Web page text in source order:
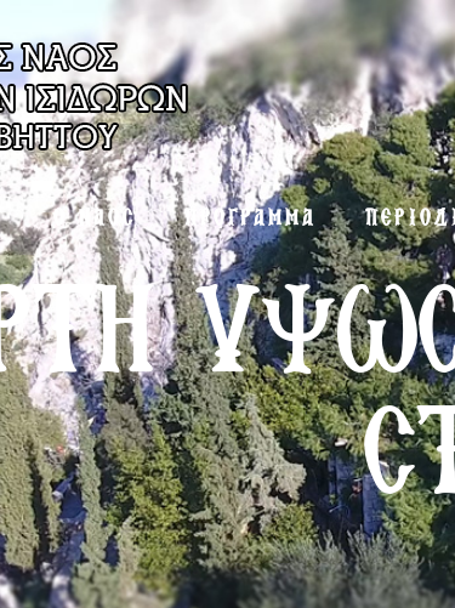
Ο ΝΑΟΣ ΠΡΟΓΡΑΜΜΑ